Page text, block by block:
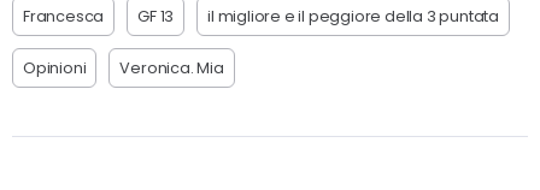
Francesca GF 13 il migliore e il peggiore della 3 puntata
Opinioni Veronica. Mia